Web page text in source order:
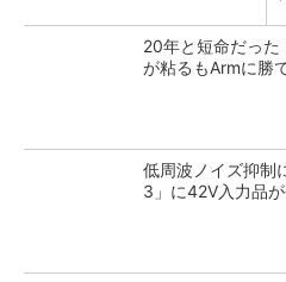
20年と短命だっ
が粘るもArmに勝
低周波ノイズ抑
3」に42V入力品